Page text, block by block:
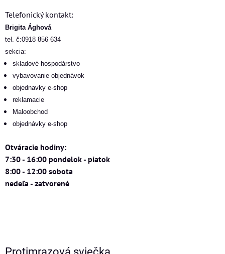
Telefonický kontakt:
Brigita Ághová
tel. č:0918 856 634
sekcia:
skladové hospodárstvo
vybavovanie objednávok
objednavky e-shop
reklamacie
Maloobchod
objednávky e-shop
Otváracie hodiny:
7:30 - 16:00 pondelok - piatok
8:00 - 12:00 sobota
nedeľa - zatvorené